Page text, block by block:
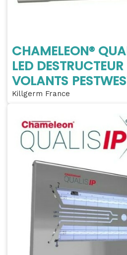
CHAMELEON®
LED
VOLANTS
Killgerm France